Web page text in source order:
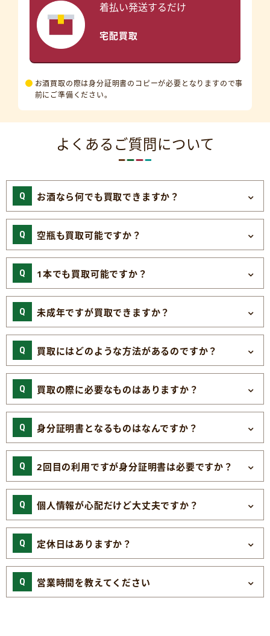
着払い発送するだけ
宅配買取
お酒買取の際は身分証明書のコピーが必要となりますので事
前にご準備ください。
よくあるご質問について
お酒なら何でも買取できますか？
空瓶も買取可能ですか？
1本でも買取可能ですか？
未成年ですが買取できますか？
買取にはどのような方法があるのですか？
買取の際に必要なものはありますか？
身分証明書となるものはなんですか？
2回目の利用ですが身分証明書は必要ですか？
個人情報が心配だけど大丈夫ですか？
定休日はありますか？
営業時間を教えてください